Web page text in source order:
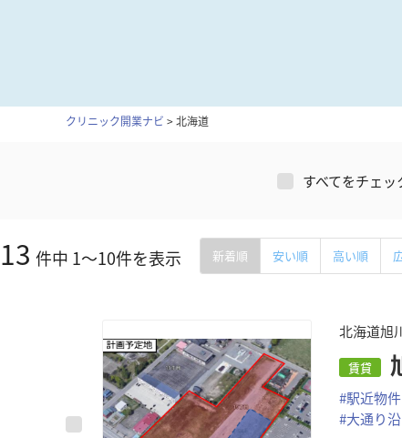
クリニック開業ナビ >北海道
すべてをチェッ
13 件中 1～10件を表示 新着順 安い順 高い順
北海道旭
賃貸
#駅近物件
#大通り